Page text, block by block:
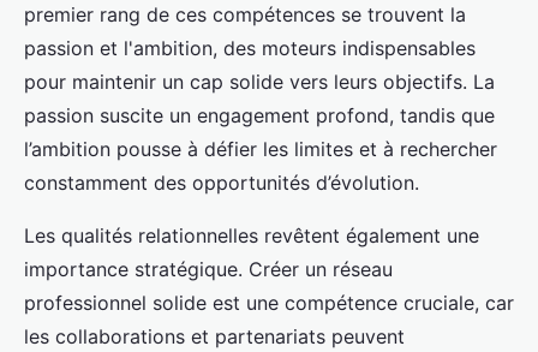
premier rang de ces compétences se trouvent la
passion et l'ambition, des moteurs indispensables
pour maintenir un cap solide vers leurs objectifs. La
passion suscite un engagement profond, tandis que
l’ambition pousse à défier les limites et à rechercher
constamment des opportunités d’évolution.
Les qualités relationnelles revêtent également une
importance stratégique. Créer un réseau
professionnel solide est une compétence cruciale, car
les collaborations et partenariats peuvent